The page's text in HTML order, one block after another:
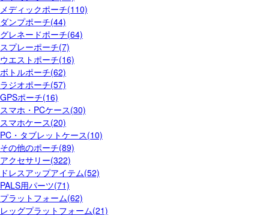
メディックポーチ(110)
ダンプポーチ(44)
グレネードポーチ(64)
スプレーポーチ(7)
ウエストポーチ(16)
ボトルポーチ(62)
ラジオポーチ(57)
GPSポーチ(16)
スマホ・PCケース(30)
スマホケース(20)
PC・タブレットケース(10)
その他のポーチ(89)
アクセサリー(322)
ドレスアップアイテム(52)
PALS用パーツ(71)
プラットフォーム(62)
レッグプラットフォーム(21)